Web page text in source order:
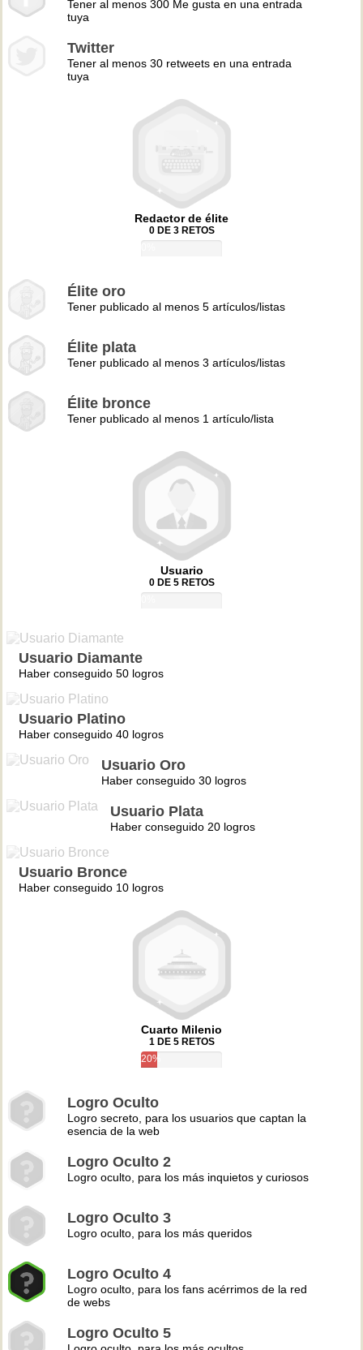
Tener al menos 300 Me gusta en una entrada
tuya
Twitter
Tener al menos 30 retweets en una entrada
tuya
Redactor de élite
0 DE 3 RETOS
Élite oro
Tener publicado al menos 5 artículos/listas
Élite plata
Tener publicado al menos 3 artículos/listas
Élite bronce
Tener publicado al menos 1 artículo/lista
Usuario
0 DE 5 RETOS
Usuario Diamante
Haber conseguido 50 logros
Usuario Platino
Haber conseguido 40 logros
Usuario Oro
Haber conseguido 30 logros
Usuario Plata
Haber conseguido 20 logros
Usuario Bronce
Haber conseguido 10 logros
Cuarto Milenio
1 DE 5 RETOS
20%
Logro Oculto
Logro secreto, para los usuarios que captan la
esencia de la web
Logro Oculto 2
Logro oculto, para los más inquietos y curiosos
Logro Oculto 3
Logro oculto, para los más queridos
Logro Oculto 4
Logro oculto, para los fans acérrimos de la red
de webs
Logro Oculto 5